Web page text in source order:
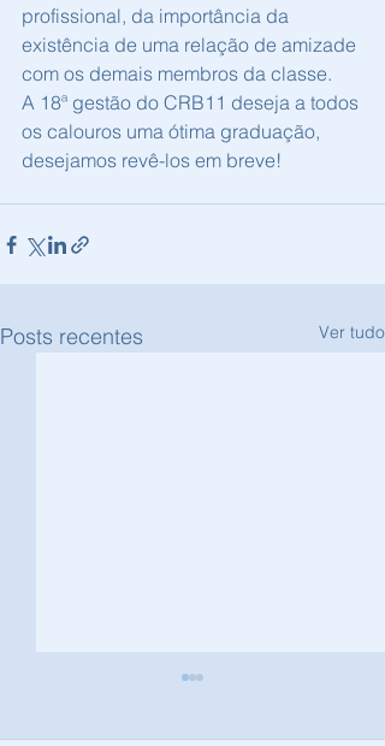
profissional, da importância da
existência de uma relação de amizade
com os demais membros da classe.
A 18ª gestão do CRB11 deseja a todos
os calouros uma ótima graduação,
desejamos revê-los em breve!
Posts recentes Ver tudo